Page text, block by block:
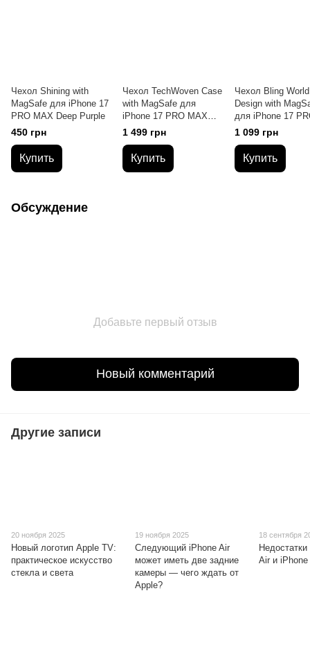
Чехол Shining with
MagSafe для iPhone 17
PRO MAX Deep Purple
450 грн
Купить
Чехол TechWoven Case
with MagSafe для
iPhone 17 PRO MAX
Blue
1 499 грн
Купить
Чехол Bling World
Design with
для iPhone 17
MAX Purple
1 099 грн
Купить
Обсуждение
Добавьте первый отзыв
Новый комментарий
Другие записи
20 ноября 2025
Новый логотип Apple TV:
практическое искусство
стекла и света
19 ноября 2025
Следующий iPhone Air
может иметь две задние
камеры — чего ждать от
Apple?
18 сентября
Air и